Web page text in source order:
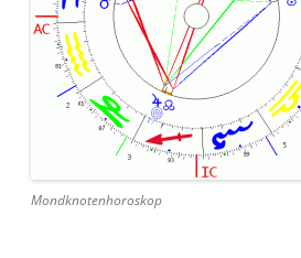
Mondknotenhoroskop